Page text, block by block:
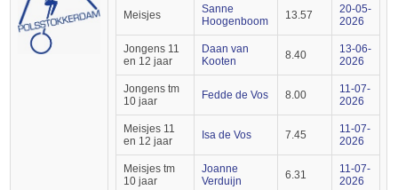
Meisjes
Sanne
Hoogenboom
13.57
20-05-
2026
Jongens 11
en 12 jaar
Daan van
Kooten
8.40
13-06-
2026
Jongens tm
10 jaar
Fedde de Vos 8.00
11-07-
2026
Meisjes 11
en 12 jaar
Isa de Vos 7.45
11-07-
2026
Meisjes tm
10 jaar
Joanne
Verduijn
6.31
11-07-
2026